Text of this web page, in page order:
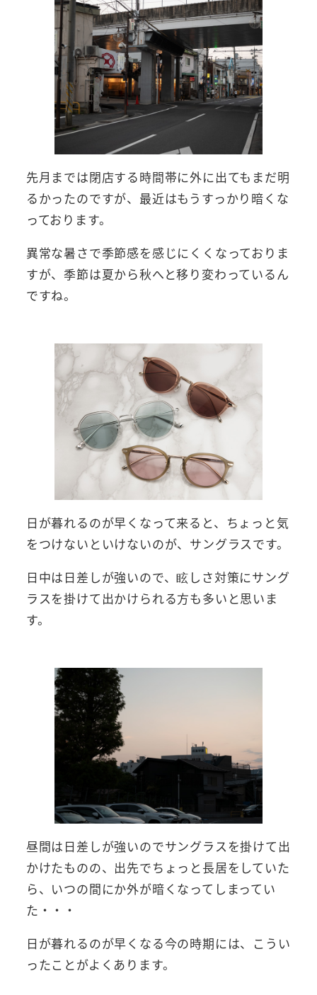
先月までは閉店する時間帯に外に出てもまだ明
るかったのですが、最近はもうすっかり暗くな
っております。
異常な暑さで季節感を感じにくくなっておりま
すが、季節は夏から秋へと移り変わっているん
ですね。
日が暮れるのが早くなって来ると、ちょっと気
をつけないといけないのが、サングラスです。
日中は日差しが強いので、眩しさ対策にサング
ラスを掛けて出かけられる方も多いと思いま
す。
昼間は日差しが強いのでサングラスを掛けて出
かけたものの、出先でちょっと長居をしていた
ら、いつの間にか外が暗くなってしまってい
た・・・
日が暮れるのが早くなる今の時期には、こうい
ったことがよくあります。